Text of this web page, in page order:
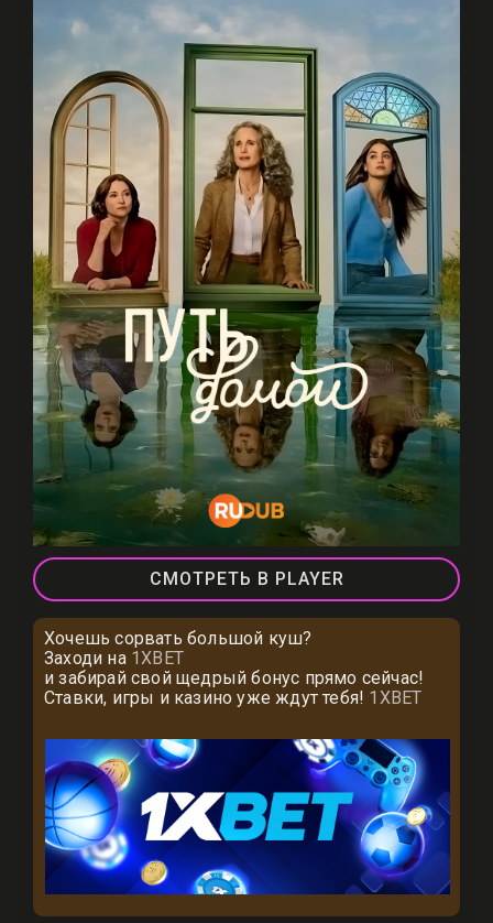
СМОТРЕТЬ В PLAYER
Хочешь сорвать большой куш?
Заходи на 1XBET
и забирай свой щедрый бонус прямо сейчас!
Ставки, игры и казино уже ждут тебя! 1XBET